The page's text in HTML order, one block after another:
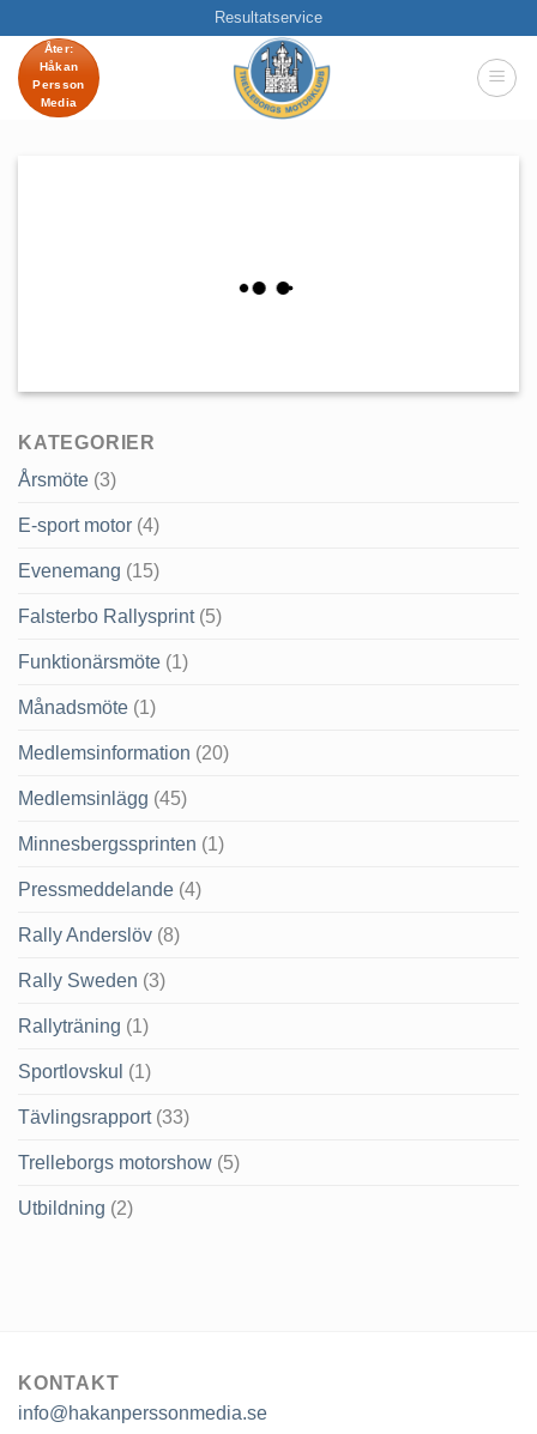
content
Resultatservice
Åter:
Håkan
Persson
Media
KATEGORIER
Årsmöte (3)
E-sport motor (4)
Evenemang (15)
Falsterbo Rallysprint(5)
Funktionärsmöte (1)
Månadsmöte (1)
Medlemsinformation (20)
Medlemsinlägg (45)
Minnesbergssprinten (1)
Pressmeddelande (4)
Rally Anderslöv (8)
Rally Sweden (3)
Rallyträning (1)
Sportlovskul (1)
Tävlingsrapport(33)
Trelleborgs motorshow (5)
Utbildning (2)
KONTAKT
info@hakanperssonmedia.se